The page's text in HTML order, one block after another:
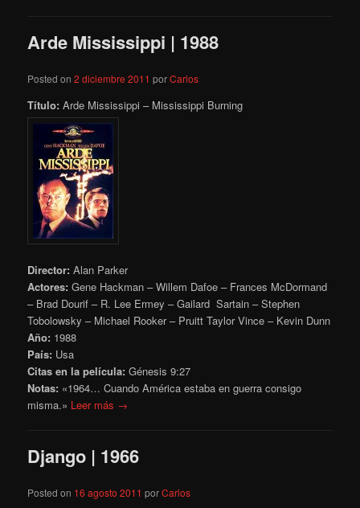
Arde Mississippi | 1988
Posted on2 diciembre 2011 porCarlos
Título: Arde Mississippi – Mississippi Burning
Director: Alan Parker
Actores: Gene Hackman – Willem Dafoe – Frances McDormand
– Brad Dourif – R. Lee Ermey – Gailard Sartain – Stephen
Tobolowsky – Michael Rooker – Pruitt Taylor Vince – Kevin Dunn
Año: 1988
País: Usa
Citas en la película: Génesis 9:27
Notas: «1964… Cuando América estaba en guerra consigo
misma.» Leer más →
Django | 1966
Posted on 16 agosto 2011 porCarlos